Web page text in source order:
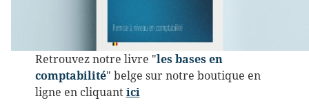
Retrouvez notre livre "les bases en
comptabilité" belge sur notre boutique en
ligne en cliquantici